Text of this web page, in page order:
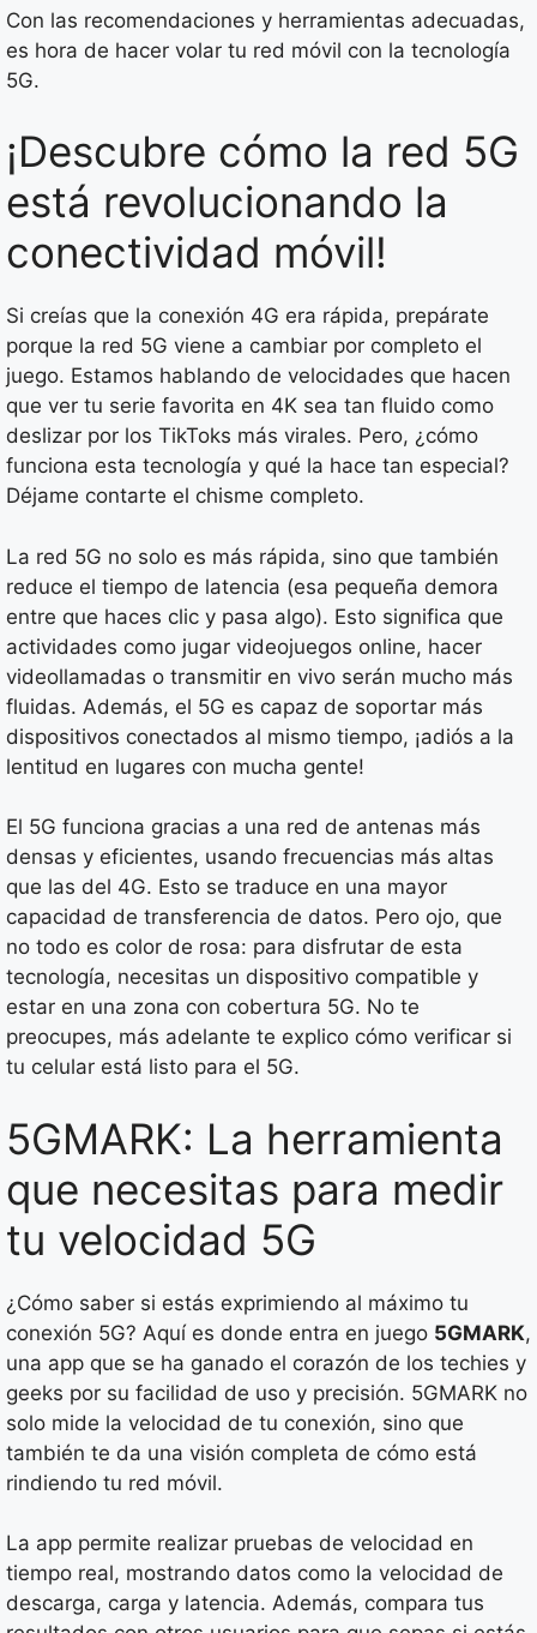
Con las recomendaciones y herramientas adecuadas,
es hora de hacer volar tu red móvil con la tecnología
5G.
¡Descubre cómo la red 5G
está revolucionando la
conectividad móvil!
Si creías que la conexión 4G era rápida, prepárate
porque la red 5G viene a cambiar por completo el
juego. Estamos hablando de velocidades que hacen
que ver tu serie favorita en 4K sea tan fluido como
deslizar por los TikToks más virales. Pero, ¿cómo
funciona esta tecnología y qué la hace tan especial?
Déjame contarte el chisme completo.
La red 5G no solo es más rápida, sino que también
reduce el tiempo de latencia (esa pequeña demora
entre que haces clic y pasa algo). Esto significa que
actividades como jugar videojuegos online, hacer
videollamadas o transmitir en vivo serán mucho más
fluidas. Además, el 5G es capaz de soportar más
dispositivos conectados al mismo tiempo, ¡adiós a la
lentitud en lugares con mucha gente!
El 5G funciona gracias a una red de antenas más
densas y eficientes, usando frecuencias más altas
que las del 4G. Esto se traduce en una mayor
capacidad de transferencia de datos. Pero ojo, que
no todo es color de rosa: para disfrutar de esta
tecnología, necesitas un dispositivo compatible y
estar en una zona con cobertura 5G. No te
preocupes, más adelante te explico cómo verificar si
tu celular está listo para el 5G.
5GMARK: La herramienta
que necesitas para medir
tu velocidad 5G
¿Cómo saber si estás exprimiendo al máximo tu
conexión 5G? Aquí es donde entra en juego 5GMARK,
una app que se ha ganado el corazón de los techies y
geeks por su facilidad de uso y precisión. 5GMARK no
solo mide la velocidad de tu conexión, sino que
también te da una visión completa de cómo está
rindiendo tu red móvil.
La app permite realizar pruebas de velocidad en
tiempo real, mostrando datos como la velocidad de
descarga, carga y latencia. Además, compara tus